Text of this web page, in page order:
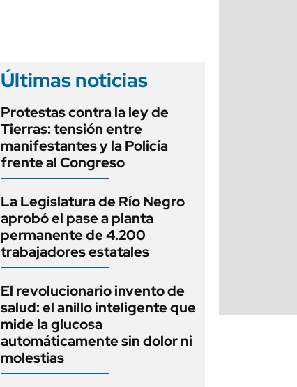
Últimas noticias
Protestas contra la ley de
Tierras: tensión entre
manifestantes y la Policía
frente al Congreso
La Legislatura de Río Negro
aprobó el pase a planta
permanente de 4.200
trabajadores estatales
El revolucionario invento de
salud: el anillo inteligente que
mide la glucosa
automáticamente sin dolor ni
molestias